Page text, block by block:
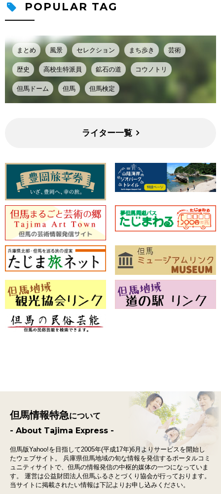
POPULAR TAG
まとめ 風景 セレクション まち歩き 芸術
歴史 高校生特派員 鉱石の道 コウノトリ
但馬ドーム 但馬 但馬検定
ライター一覧
但馬情報特急について
- About Tajima Express -
但馬版Yahoo!を目指して2005年(平成17年)6月よりサービスを開始し
たウェブサイト。
兵庫県但馬地域の旬な情報を発信するポータルコミ
ュニティサイトで、 但馬の情報発信の中枢的媒体の一つになっていま
す。
運営は公益財団法人但馬ふるさとづくり協会が行っております。
当サイトに掲載されたい情報は下記よりお申し込みください。